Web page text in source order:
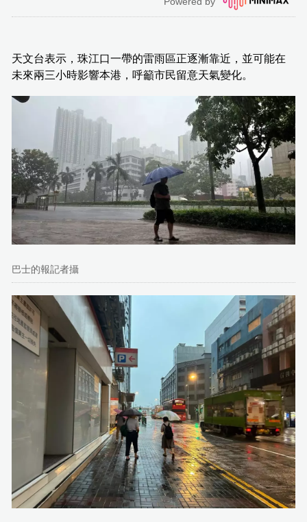
天文台表示，珠江口一帶的雷雨區正逐漸靠近，並可能在
未來兩三小時影響本港，呼籲市民留意天氣變化。
巴士的報記者攝